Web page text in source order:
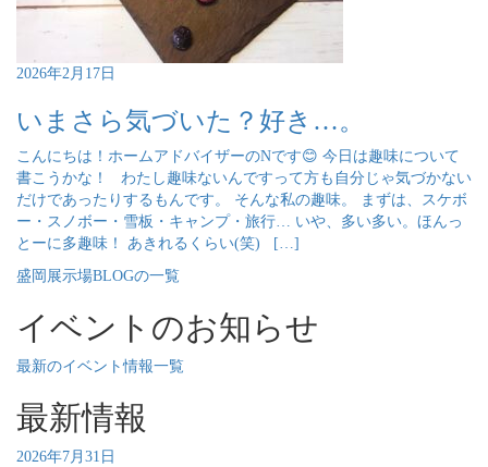
2026年2月17日
いまさら気づいた？好き…。
こんにちは！ホームアドバイザーのNです😊 今日は趣味について
書こうかな！ わたし趣味ないんですって方も自分じゃ気づかない
だけであったりするもんです。 そんな私の趣味。 まずは、スケボ
ー・スノボー・雪板・キャンプ・旅行… いや、多い多い。ほんっ
とーに多趣味！ あきれるくらい(笑) […]
盛岡展示場BLOGの一覧
イベントのお知らせ
最新のイベント情報一覧
最新情報
2026年7月31日